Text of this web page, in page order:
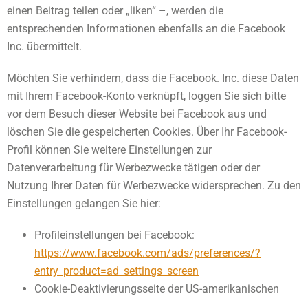
einen Beitrag teilen oder „liken“ –, werden die
entsprechenden Informationen ebenfalls an die Facebook
Inc. übermittelt.
Möchten Sie verhindern, dass die Facebook. Inc. diese Daten
mit Ihrem Facebook-Konto verknüpft, loggen Sie sich bitte
vor dem Besuch dieser Website bei Facebook aus und
löschen Sie die gespeicherten Cookies. Über Ihr Facebook-
Profil können Sie weitere Einstellungen zur
Datenverarbeitung für Werbezwecke tätigen oder der
Nutzung Ihrer Daten für Werbezwecke widersprechen. Zu den
Einstellungen gelangen Sie hier:
Profileinstellungen bei Facebook:
https://www.facebook.com/ads/preferences/?
entry_product=ad_settings_screen
Cookie-Deaktivierungsseite der US-amerikanischen